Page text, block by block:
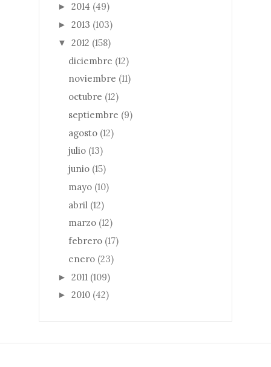
► 2014 (49)
► 2013 (103)
▼ 2012 (158)
diciembre (12)
noviembre (11)
octubre (12)
septiembre (9)
agosto (12)
julio (13)
junio (15)
mayo (10)
abril (12)
marzo (12)
febrero (17)
enero (23)
► 2011 (109)
► 2010 (42)